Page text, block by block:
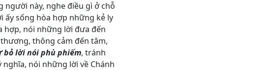
người này, nghe điều gì ở chỗ
ấy sống hòa hợp những kẻ ly
hợp, nói những lời đưa đến
thông cảm đến tâm,
bỏ lời nói phù phiếm, tránh
nói những lời về Chánh